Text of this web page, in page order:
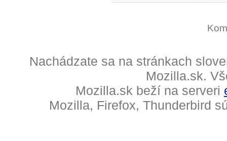
Nachádzate sa na stránkach
Mozilla.sk.
Mozilla.sk beží na serveri
Mozilla, Firefox, Thunderbird